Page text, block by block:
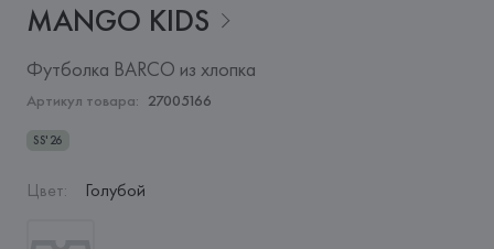
MANGO KIDS
Футболка BARCO из хлопка
Артикул товара: 27005166
SS'26
Цвет: Голубой